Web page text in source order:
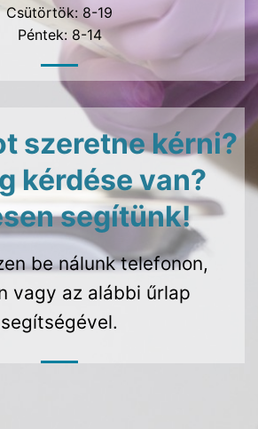
Csütörtök: 8-19
Péntek: 8-14
szeretne kérni?
kérdése van?
segítünk!
be nálunk telefonon,
vagy az alábbi űrlap
segítségével.